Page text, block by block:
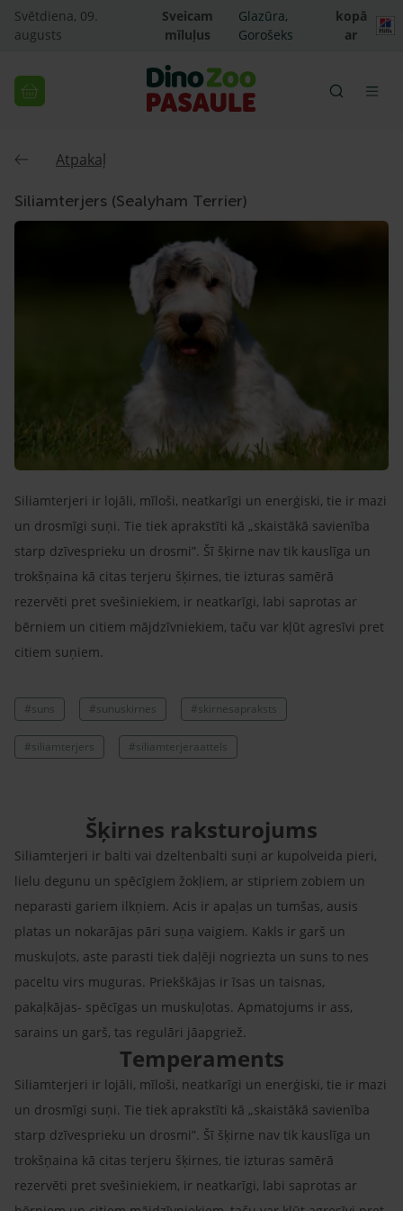
Svētdiena, 09.
augusts
Sveicam
mīluļus
Glazūra,
Gorošeks
kopā
ar
Atpakaļ
Siliamterjers (Sealyham Terrier)
Siliamterjeri ir lojāli, mīloši, neatkarīgi un enerģiski, tie ir mazi
un drosmīgi suņi. Tie tiek aprakstīti kā „skaistākā savienība
starp dzīvesprieku un drosmi”. Šī šķirne nav tik kauslīga un
trokšņaina kā citas terjeru šķirnes, tie izturas samērā
rezervēti pret svešiniekiem, ir neatkarīgi, labi saprotas ar
bērniem un citiem mājdzīvniekiem, taču var kļūt agresīvi pret
citiem suņiem.
#suns #sunuskirnes #skirnesapraksts
#siliamterjers #siliamterjeraattels
Šķirnes raksturojums
Siliamterjeri ir balti vai dzeltenbalti suņi ar kupolveida pieri,
lielu degunu un spēcīgiem žokļiem, ar stipriem zobiem un
neparasti gariem ilkņiem. Acis ir apaļas un tumšas, ausis
platas un nokarājas pāri suņa vaigiem. Kakls ir garš un
muskuļots, aste parasti tiek daļēji nogriezta un suns to nes
paceltu virs muguras. Priekškājas ir īsas un taisnas,
pakaļkājas- spēcīgas un muskuļotas. Apmatojums ir ass,
sarains un garš, tas regulāri jāapgriež.
Temperaments
Siliamterjeri ir lojāli, mīloši, neatkarīgi un enerģiski, tie ir mazi
un drosmīgi suņi. Tie tiek aprakstīti kā „skaistākā savienība
starp dzīvesprieku un drosmi”. Šī šķirne nav tik kauslīga un
trokšņaina kā citas terjeru šķirnes, tie izturas samērā
rezervēti pret svešiniekiem, ir neatkarīgi, labi saprotas ar